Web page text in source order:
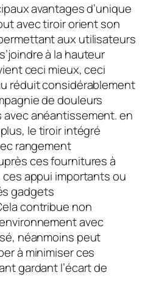
avantages d’unique
avec tiroir orient son
aux utilisateurs
à la hauteur
ceci mieux, ceci
réduit considérablement
de douleurs
avec anéantissement. en
le tiroir intégré
rangement
ces fournitures à
ces appui importants ou
gadgets
contribue non
avec
néanmoins peut
à minimiser ces
gardant l’écart de